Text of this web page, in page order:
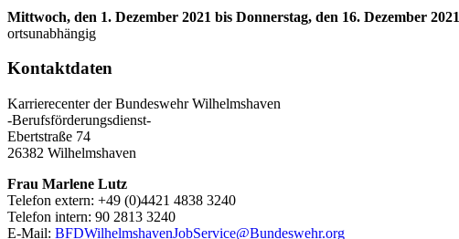
Mittwoch, den 1. Dezember 2021 bis Donnerstag, den 16. Dezember 2021
ortsunabhängig
Kontaktdaten
Karrierecenter der Bundeswehr Wilhelmshaven
-Berufsförderungsdienst-
Ebertstraße 74
26382 Wilhelmshaven
Frau Marlene Lutz
Telefon extern: +49 (0)4421 4838 3240
Telefon intern: 90 2813 3240
E-Mail: BFDWilhelmshavenJobService@Bundeswehr.org